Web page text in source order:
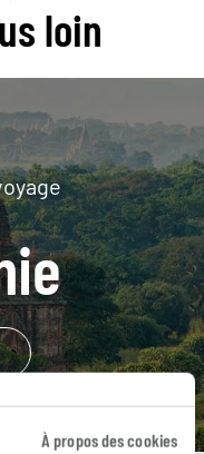
À propos des cookies
loin